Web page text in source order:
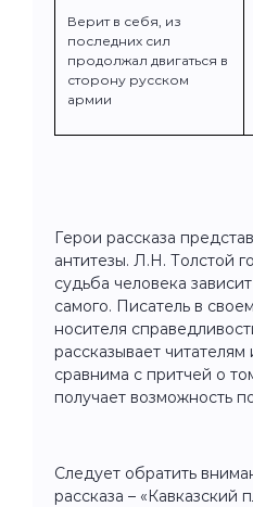
Верит в себя, из
последних сил
продолжал двигаться в
сторону русском
армии
Герои рассказа
антитезы. Л.Н. Толстой
судьба человека
самого. Писатель в
носителя
рассказывает
сравнима с притчей о
получает возможность
Следует обратить
рассказа – «Кавказский